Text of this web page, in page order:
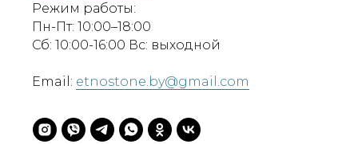
Режим работы:
Пн-Пт: 10:00–18:00
Сб: 10:00-16:00 Вс: выходной
Email: etnostone.by@gmail.com